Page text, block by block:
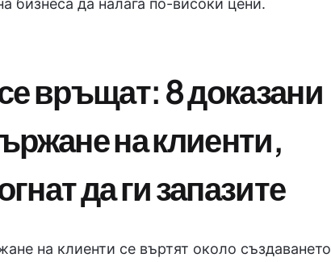
бизнеса да налага по-високи цени.
връщат: 8 доказани
на клиенти,
да ги запазите
на клиенти се въртят около създаването